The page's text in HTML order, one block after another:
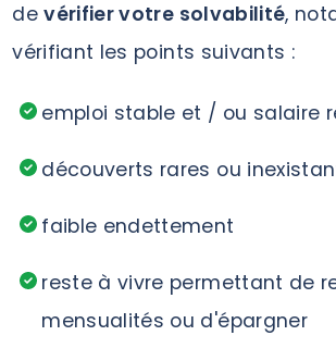
devérifier votre solvabilité,
vérifiant les points suivants :
emploi stable et / ou salaire
découverts rares ou
faible endettement
reste à vivre permettant de
mensualités ou d'épargner